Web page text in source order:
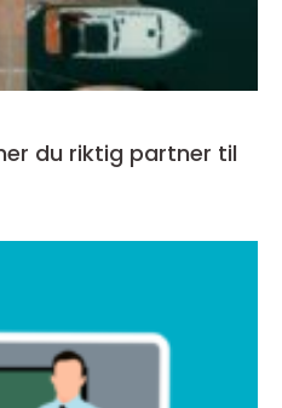
du riktig partner til